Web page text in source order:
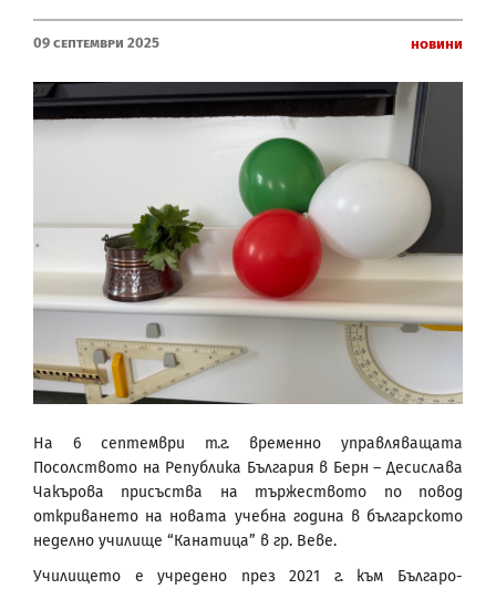
09 Септември 2025 Новини
На 6 септември т.г. временно управляващата
Посолството на Република България в Берн – Десислава
Чакърова присъства на тържеството по повод
откриването на новата учебна година в българското
неделно училище “Канатица” в гр. Веве.
Училището е учредено през 2021 г. към Българо-